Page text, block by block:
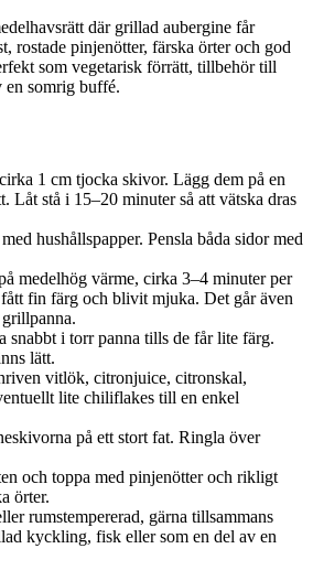
där grillad aubergine får
rostade pinjenötter, färska örter och god
som vegetarisk förrätt, tillbehör till
en somrig buffé.
1 cm tjocka skivor. Lägg dem på en
Låt stå i 15–20 minuter så att vätska dras
hushållspapper. Pensla båda sidor med
medelhög värme, cirka 3–4 minuter per
fin färg och blivit mjuka. Det går även
snabbt i torr panna tills de får lite färg.
lätt.
vitlök, citronjuice, citronskal,
lite chiliflakes till en enkel
på ett stort fat. Ringla över
och toppa med pinjenötter och rikligt
örter.
rumstempererad, gärna tillsammans
kyckling, fisk eller som en del av en